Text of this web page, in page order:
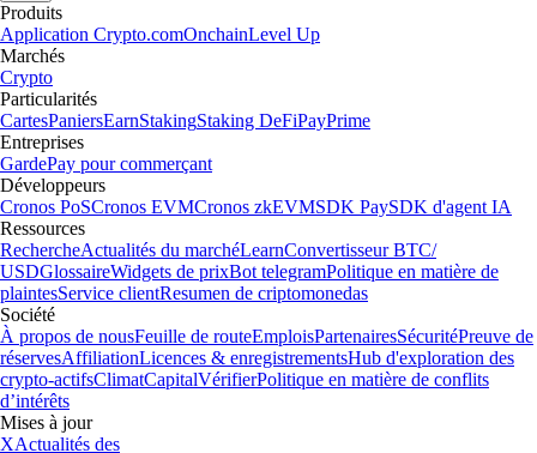
Produits
Application Crypto.comOnchainLevel Up
Marchés
Crypto
Particularités
CartesPaniersEarnStakingStaking DeFiPayPrime
Entreprises
GardePay pour commerçant
Développeurs
Cronos PoSCronos EVMCronos zkEVMSDK PaySDK d'agent IA
Ressources
RechercheActualités du marchéLearnConvertisseur BTC/
USDGlossaireWidgets de prixBot telegramPolitique en matière de
plaintesService clientResumen de criptomonedas
Société
À propos de nousFeuille de routeEmploisPartenairesSécuritéPreuve de
réservesAffiliationLicences & enregistrementsHub d'exploration des
crypto-actifsClimatCapitalVérifierPolitique en matière de conflits
d’intérêts
Mises à jour
XActualités des